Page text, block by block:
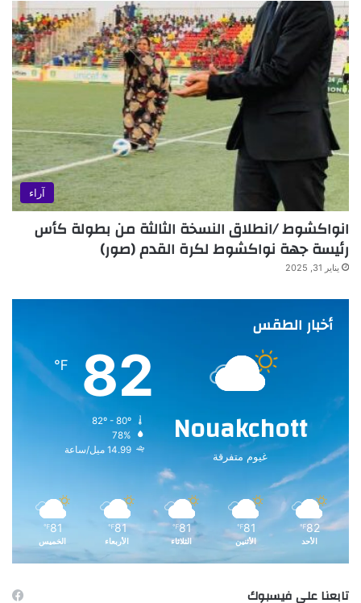
آراء
انواكشوط /انطلاق النسخة الثالثة من بطولة كأس
رئيسة جهة نواكشوط لكرة القدم (صور)
يناير 31, 2025
أخبار الطقس
Nouakchott
غيوم متفرقة
82
℉
78%
14.99 ميل/ساعة
82
℉
الأحد
81
℉
الأثنين
81
℉
الثلاثاء
81
℉
الأربعاء
81
℉
الخميس
تابعنا على فيسبوك